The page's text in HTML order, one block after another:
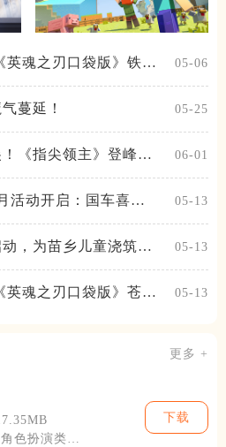
英魂之刃口袋版》铁扇
05-06
蔓延！ 05-25
《指尖领主》登峰测
06-01
活动开启：国车喜迎
05-13
，为苗乡儿童浇筑梦
05-13
英魂之刃口袋版》苍天
05-13
更多 +
色扮演类
下载